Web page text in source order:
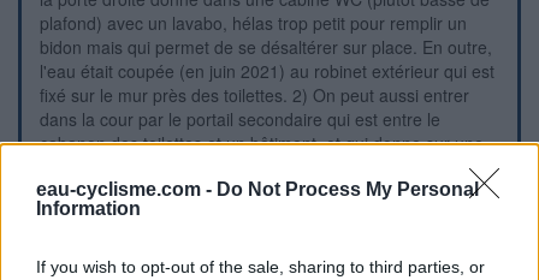
eau-cyclisme.com - Do Not Process My Personal
Information
If you wish to opt-out of the sale, sharing to third parties, or
plafond) avec un lavabo, hélas trop petit pour remplir un
bidon mais qui permet de se désaltérer sur place. En outre,
l'eau était coupée (en juin 2021) au robinet extérieur qui est
fixé sur le mur près des toilettes. 2) On peut aussi entrer
dans la cour par le portail secondaire qui est entre le
cabanon des toilettes et un bâtiment, et qui donne sur une